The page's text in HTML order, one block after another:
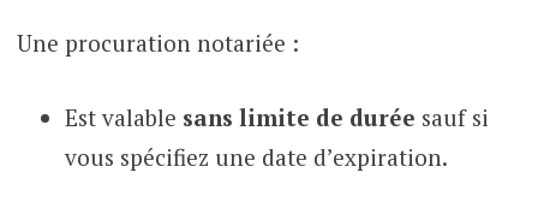
Une procuration notariée :
Est valable sans limite de durée sauf si
vous spécifiez une date d’expiration.